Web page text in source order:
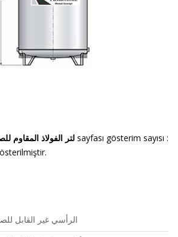
500 لتر الفولاذ sayfası gösterim sayısı :
الرأسي غير القابل